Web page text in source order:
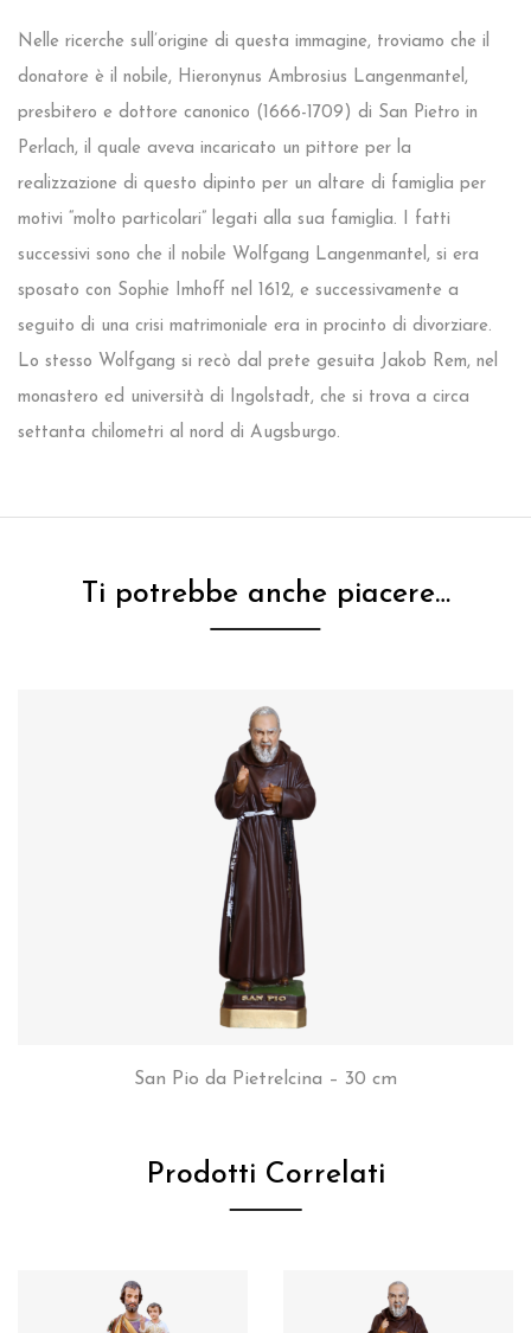
Nelle ricerche sull’origine di questa immagine, troviamo che il
donatore è il nobile, Hieronynus Ambrosius Langenmantel,
presbitero e dottore canonico (1666-1709) di San Pietro in
Perlach, il quale aveva incaricato un pittore per la
realizzazione di questo dipinto per un altare di famiglia per
motivi “molto particolari” legati alla sua famiglia. I fatti
successivi sono che il nobile Wolfgang Langenmantel, si era
sposato con Sophie Imhoff nel 1612, e successivamente a
seguito di una crisi matrimoniale era in procinto di divorziare.
Lo stesso Wolfgang si recò dal prete gesuita Jakob Rem, nel
monastero ed università di Ingolstadt, che si trova a circa
settanta chilometri al nord di Augsburgo.
Ti potrebbe anche piacere…
San Pio da Pietrelcina – 30 cm
Prodotti Correlati